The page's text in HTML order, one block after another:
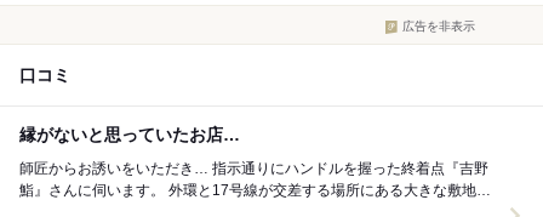
広告を非表示
口コミ
縁がないと思っていたお店…
師匠からお誘いをいただき… 指示通りにハンドルを握った終着点『吉野
鮨』さんに伺います。 外環と17号線が交差する場所にある大きな敷地に